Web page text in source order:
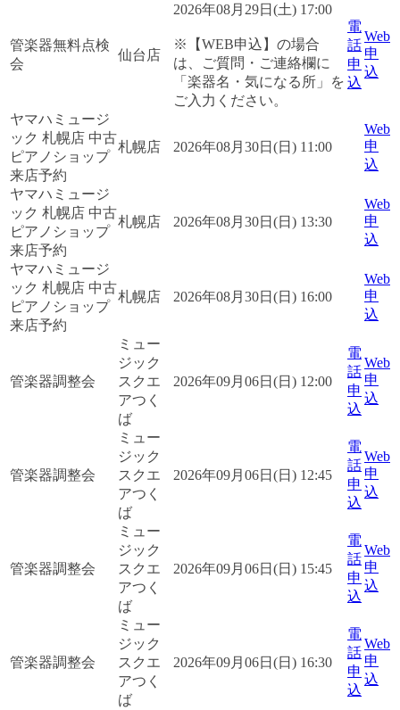
管楽器無料点検
会
仙台店
2026年08月29日(土) 17:00
※【WEB申込】の場合
は、ご質問・ご連絡欄に
「楽器名・気になる所」を
ご入力ください。
電
話
申
込
Web
申
込
ヤマハミュージ
ック 札幌店 中古
ピアノショップ
来店予約
札幌店 2026年08月30日(日) 11:00
Web
申
込
ヤマハミュージ
ック 札幌店 中古
ピアノショップ
来店予約
札幌店 2026年08月30日(日) 13:30
Web
申
込
ヤマハミュージ
ック 札幌店 中古
ピアノショップ
来店予約
札幌店 2026年08月30日(日) 16:00
Web
申
込
管楽器調整会
ミュー
ジック
スクエ
アつく
ば
2026年09月06日(日) 12:00
電
話
申
込
Web
申
込
管楽器調整会
ミュー
ジック
スクエ
アつく
ば
2026年09月06日(日) 12:45
電
話
申
込
Web
申
込
管楽器調整会
ミュー
ジック
スクエ
アつく
ば
2026年09月06日(日) 15:45
電
話
申
込
Web
申
込
管楽器調整会
ミュー
ジック
スクエ
アつく
ば
2026年09月06日(日) 16:30
電
話
申
込
Web
申
込